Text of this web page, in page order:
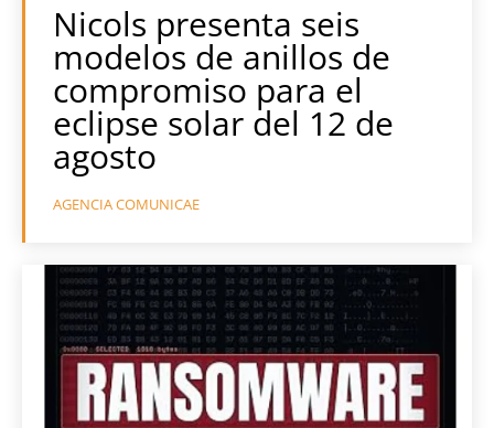
Nicols presenta seis
modelos de anillos de
compromiso para el
eclipse solar del 12 de
agosto
AGENCIA COMUNICAE